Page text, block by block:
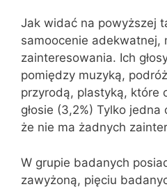
Jak widać na powyższej
samoocenie adekwatnej,
zainteresowania. Ich
pomiędzy muzyką,
przyrodą, plastyką, które
głosie (3,2%) Tylko jedna
że nie ma żadnych
W grupie badanych
zawyżoną, pięciu